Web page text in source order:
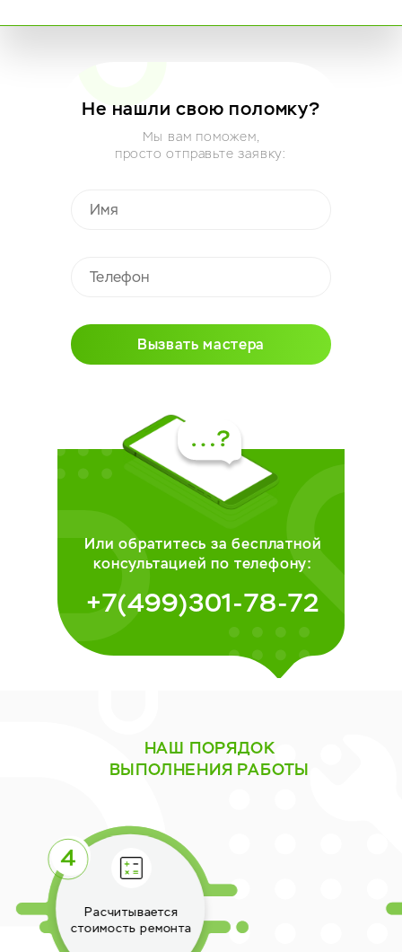
Не нашли свою поломку?
Мы вам поможем,
просто отправьте заявку:
Вызвать мастера
Или обратитесь за бесплатной
консультацией по телефону:
+7(499)301-78-72
НАШ ПОРЯДОК
ВЫПОЛНЕНИЯ РАБОТЫ
Выполняется ремонт
техники